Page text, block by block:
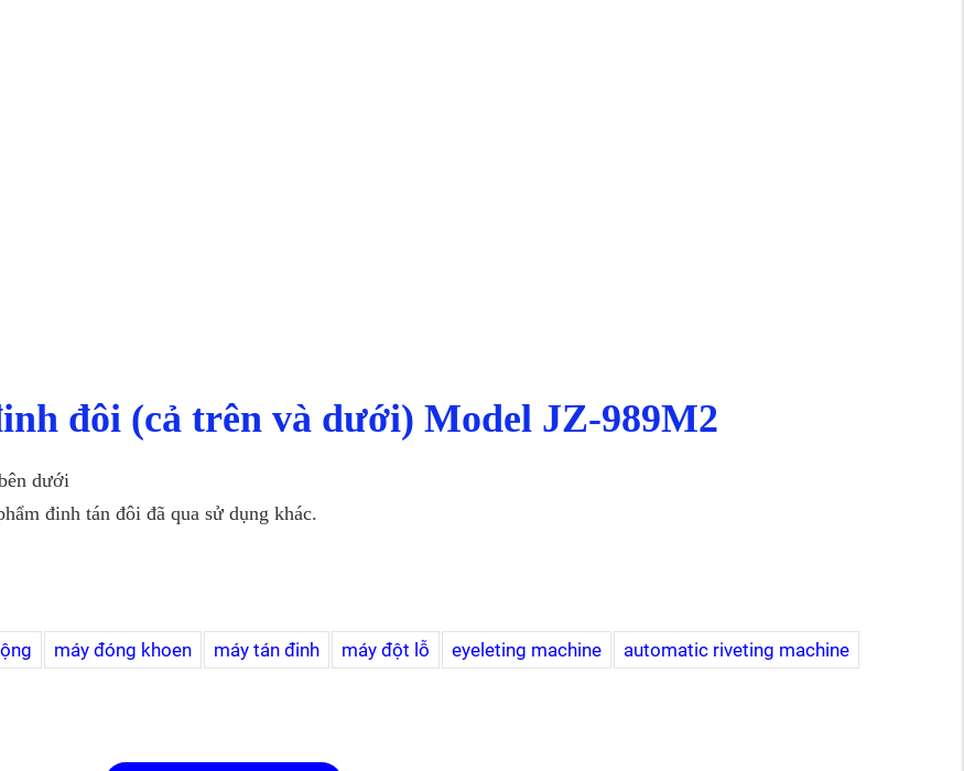
đôi (cả trên và dưới) Model JZ-989M2
dưới
đinh tán đôi đã qua sử dụng khác.
máy đóng khoen máy tán đinh máy đột lỗ eyeleting machine automatic riveting machine